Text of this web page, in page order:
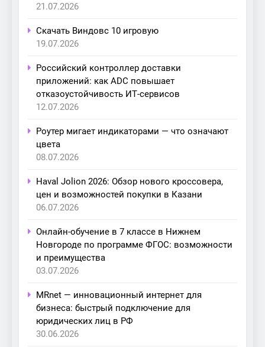
21.07.2026
Скачать Виндовс 10 игровую
19.07.2026
Российский контроллер доставки
приложений: как ADC повышает
отказоустойчивость ИТ-сервисов
12.07.2026
Роутер мигает индикаторами — что означают
цвета
08.07.2026
Haval Jolion 2026: Обзор нового кроссовера,
цен и возможностей покупки в Казани
06.07.2026
Онлайн-обучение в 7 классе в Нижнем
Новгороде по программе ФГОС: возможности
и преимущества
03.07.2026
MRnet — инновационный интернет для
бизнеса: быстрый подключение для
юридических лиц в РФ
30.06.2026